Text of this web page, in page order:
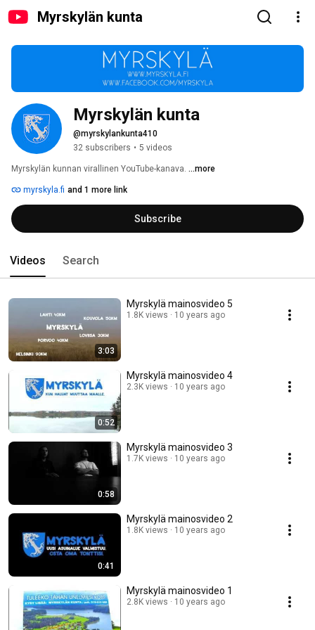
Myrskylän kunta
Myrskylän kunta
@myrskylankunta410
32 subscribers • 5 videos
Myrskylän kunnan virallinen YouTube-kanava. ...more
myrskyla.fi and 1 more link
Subscribe
Videos Search
3:03
Myrskylä mainosvideo 5
1.8K views 10 years ago
0:52
Myrskylä mainosvideo 4
2.3K views 10 years ago
0:58
Myrskylä mainosvideo 3
1.7K views 10 years ago
0:41
Myrskylä mainosvideo 2
1.8K views 10 years ago
Myrskylä mainosvideo 1
2.8K views 10 years ago